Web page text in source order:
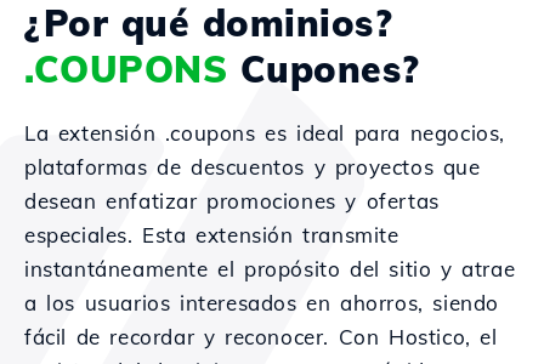
¿Por qué dominios?
.COUPONS Cupones?
La extensión .coupons es ideal para negocios,
plataformas de descuentos y proyectos que
desean enfatizar promociones y ofertas
especiales. Esta extensión transmite
instantáneamente el propósito del sitio y atrae
a los usuarios interesados en ahorros, siendo
fácil de recordar y reconocer. Con Hostico, el